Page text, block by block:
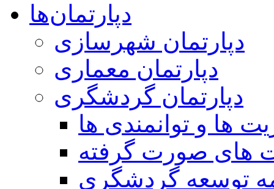
دپارتمان‌ها
دپارتمان شهرسازی
دپارتمان معماری
دپارتمان گردشگری
ها و توانمندی ها
های صورت گرفته
توسعه گردشگری